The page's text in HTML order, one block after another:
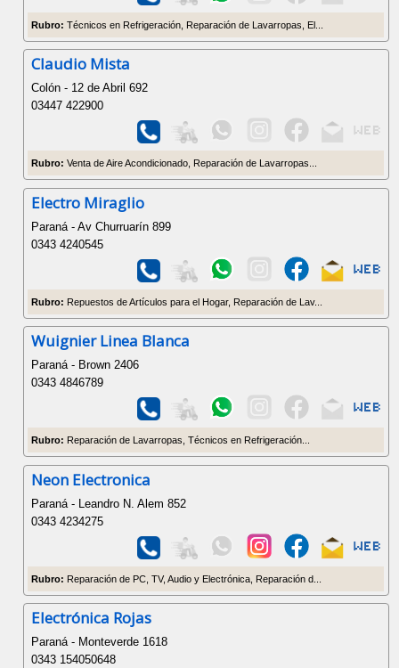
Rubro: Técnicos en Refrigeración, Reparación de Lavarropas, El...
Claudio Mista
Colón - 12 de Abril 692
03447 422900
Rubro: Venta de Aire Acondicionado, Reparación de Lavarropas...
Electro Miraglio
Paraná - Av Churruarín 899
0343 4240545
Rubro: Repuestos de Artículos para el Hogar, Reparación de Lav...
Wuignier Linea Blanca
Paraná - Brown 2406
0343 4846789
Rubro: Reparación de Lavarropas, Técnicos en Refrigeración...
Neon Electronica
Paraná - Leandro N. Alem 852
0343 4234275
Rubro: Reparación de PC, TV, Audio y Electrónica, Reparación d...
Electrónica Rojas
Paraná - Monteverde 1618
0343 154050648